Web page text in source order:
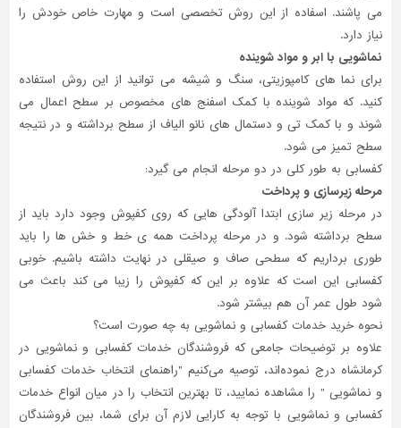
می پاشند. اسفاده از این روش تخصصی است و مهارت خاص خودش را
نیاز دارد.
نماشویی با ابر و مواد شوینده
برای نما های کامپوزیتی، سنگ و شیشه می توانید از این روش استفاده
کنید. که مواد شوینده با کمک اسفنج های مخصوص بر سطح اعمال می
شوند و با کمک تی و دستمال های نانو الیاف از سطح برداشته و در نتیجه
سطح تمیز می شود.
کفسابی به طور کلی در دو مرحله انجام می گیرد:
مرحله زیرسازی و پرداخت
در مرحله زیر سازی ابتدا آلودگی هایی که روی کفپوش وجود دارد باید از
سطح برداشته شود. و در مرحله پرداخت همه ی خط و خش ها را باید
طوری برداریم که سطحی صاف و صیقلی در نهایت داشته باشیم. خوبی
کفسابی این است که علاوه بر این که کفپوش را زیبا می کند باعث می
شود طول عمر آن هم بیشتر شود.
نحوه خرید خدمات کفسابی و نماشویی به چه صورت است؟
علاوه بر توضیحات جامعی که فروشندگان خدمات کفسابی و نماشویی در
کرمانشاه درج نموده‌اند، توصیه می‌کنیم "راهنمای انتخاب خدمات کفسابی
و نماشویی " را مشاهده نمایید، تا بهترین انتخاب را در میان انواع خدمات
کفسابی و نماشویی با توجه به کارایی لازم آن برای شما، بین فروشندگان